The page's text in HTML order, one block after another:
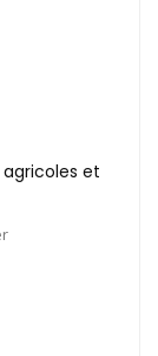
agricoles et